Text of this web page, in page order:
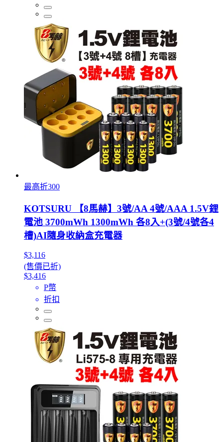
最高折300
KOTSURU 【8馬赫】3號/AA 4號/AAA 1.5V鋰
電池 3700mWh 1300mWh 各8入+(3號/4號各4
槽)AI隨身收納盒充電器
$3,116
(售價已折)
$3,416
P幣
折扣